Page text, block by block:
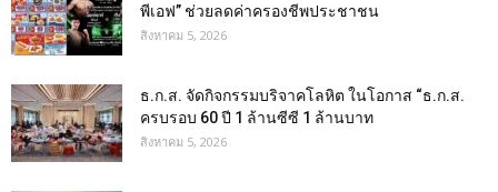
พีเอฟ” ช่วยลดค่าครองชีพประชาชน
สิงหาคม 5, 2026
ธ.ก.ส. จัดกิจกรรมบริจาคโลหิต ในโอกาส “ธ.ก.ส.
ครบรอบ 60 ปี 1 ล้านซีซี 1 ล้านบาท
สิงหาคม 5, 2026